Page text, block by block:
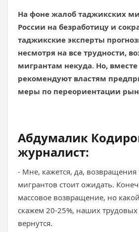
На фоне жалоб таджикских
России на безработицу и
таджикские эксперты
несмотря на все трудности,
мигрантам некуда. Но, вместе
рекомендуют властям
меры по переориентации
Абдумалик
журналист:
- Мне, кажется, да, возвращения
мигрантов стоит ожидать.
массовое возвращение, но
скажем 20-25%, наших
вернутся.